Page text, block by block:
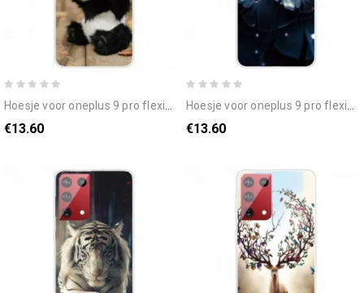
hoesje voor oneplus 9 pro flexibele panda
€13.60
hoesje voor oneplus 9 pro flexibele bloemen
€13.60